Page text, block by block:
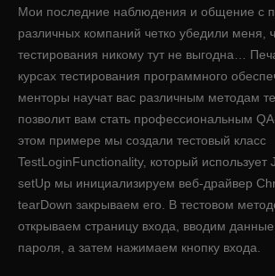
Мои последние наблюдения и общение с
различных компаний четко убедили меня,
тестирования никому тут не выгодна…
курсах тестирования программного
менторы научат вас различным методам
позволит вам стать профессиональным
этом примере мы создали тестовый класс
TestLoginFunctionality, который использует
setUp мы инициализируем веб-драйвер
tearDown закрываем его. В тестовом
открываем страницу входа, вводим
пароля, а затем нажимаем кнопку входа.